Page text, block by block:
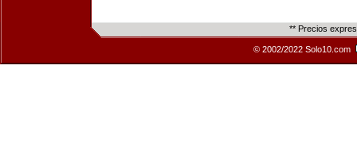
** Precios
© 2002/2022 Solo10.com